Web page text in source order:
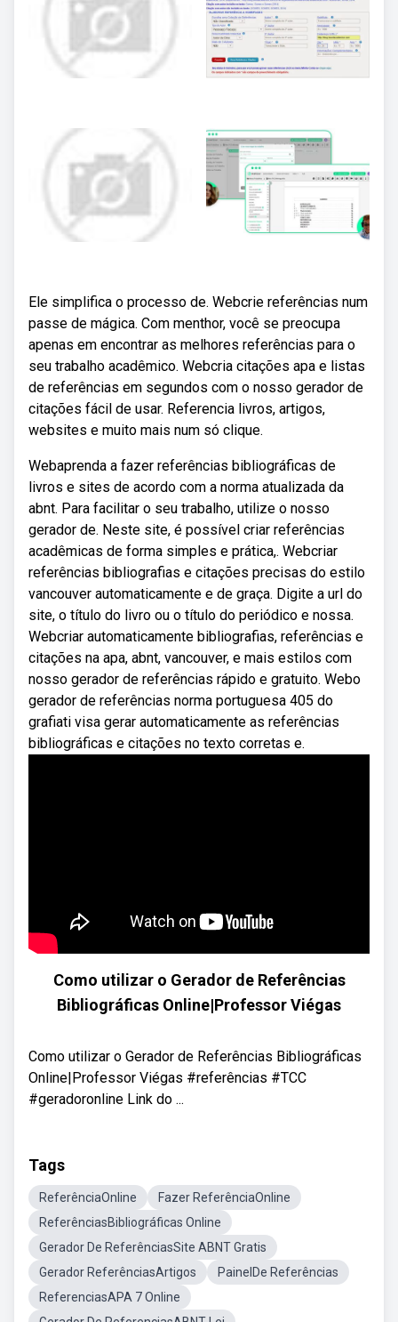
Ele simplifica o processo de. Webcrie referências num
passe de mágica. Com menthor, você se preocupa
apenas em encontrar as melhores referências para o
seu trabalho acadêmico. Webcria citações apa e listas
de referências em segundos com o nosso gerador de
citações fácil de usar. Referencia livros, artigos,
websites e muito mais num só clique.
Webaprenda a fazer referências bibliográficas de
livros e sites de acordo com a norma atualizada da
abnt. Para facilitar o seu trabalho, utilize o nosso
gerador de. Neste site, é possível criar referências
acadêmicas de forma simples e prática,. Webcriar
referências bibliografias e citações precisas do estilo
vancouver automaticamente e de graça. Digite a url do
site, o título do livro ou o título do periódico e nossa.
Webcriar automaticamente bibliografias, referências e
citações na apa, abnt, vancouver, e mais estilos com
nosso gerador de referências rápido e gratuito. Webo
gerador de referências norma portuguesa 405 do
grafiati visa gerar automaticamente as referências
bibliográficas e citações no texto corretas e.
Como utilizar o Gerador de Referências
Bibliográficas Online|Professor Viégas
Como utilizar o Gerador de Referências Bibliográficas
Online|Professor Viégas #referências #TCC
#geradoronline Link do ...
Tags
ReferênciaOnline
Fazer ReferênciaOnline
ReferênciasBibliográficas Online
Gerador De ReferênciasSite ABNT Gratis
Gerador ReferênciasArtigos
PainelDe Referências
ReferenciasAPA 7 Online